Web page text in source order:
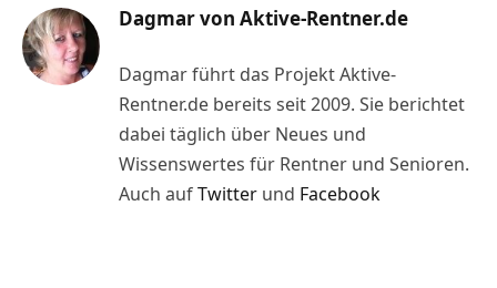
Dagmar von Aktive-Rentner.de
Dagmar führt das Projekt Aktive-
Rentner.de bereits seit 2009. Sie berichtet
dabei täglich über Neues und
Wissenswertes für Rentner und Senioren.
Auch aufTwitter und Facebook